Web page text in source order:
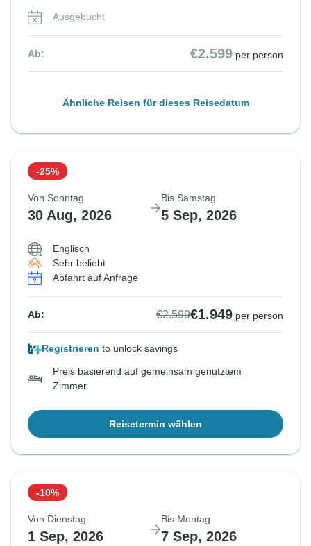
Ausgebucht
Ab: €2.599 per person
Ähnliche Reisen für dieses Reisedatum
-25%
Von Sonntag
30 Aug, 2026
Bis Samstag
5 Sep, 2026
Englisch
Sehr beliebt
Abfahrt auf Anfrage
Ab: €2.599€1.949 per person
Registrieren to unlock savings
Preis basierend auf gemeinsam genutztem
Zimmer
Reisetermin wählen
-10%
Von Dienstag
1 Sep, 2026
Bis Montag
7 Sep, 2026